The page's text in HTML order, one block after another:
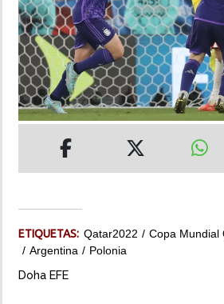
DEPORTES
MUNDIAL 2026
MUNDO
INSÓLITAS
IMPRESO
ETIQUETAS: Qatar2022
Copa Mundial
Argentina
Polonia
Doha EFE